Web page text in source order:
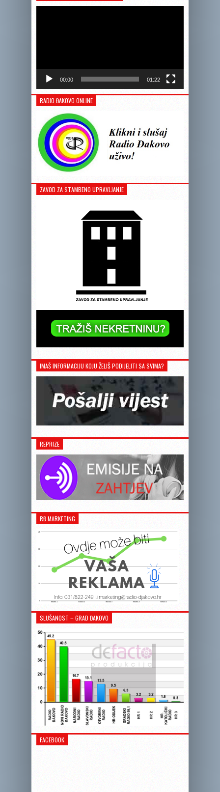
00:00 01:22
RADIO ĐAKOVO ONLINE
ZAVOD ZA STAMBENO UPRAVLJANJE
IMAŠ INFORMACIJU KOJU ŽELIŠ PODIJELITI SA SVIMA?
REPRIZE
RĐ MARKETING
SLUŠANOST – GRAD ĐAKOVO
FACEBOOK